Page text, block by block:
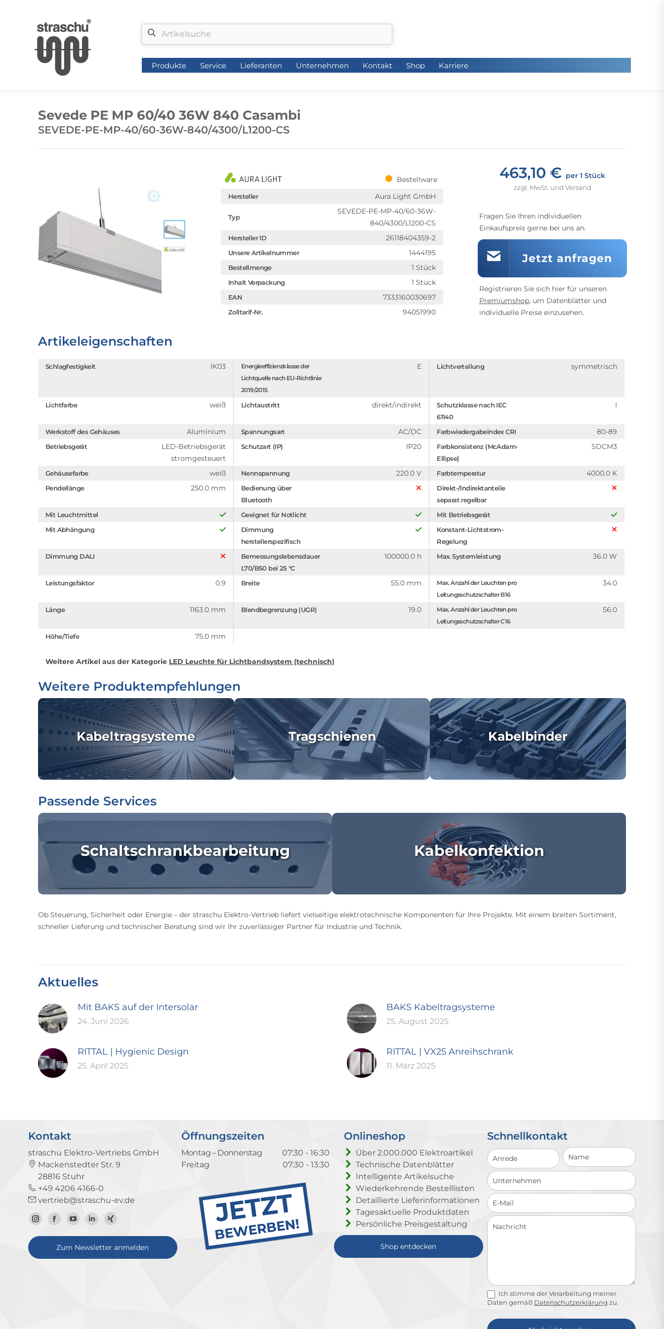
Produkte Service Lieferanten Unternehmen Kontakt Shop Karriere
Sevede PE MP 60/40 36W 840 Casambi
SEVEDE-PE-MP-40/60-36W-840/4300/L1200-CS
Bestellware
Hersteller Aura Light GmbH
Typ
SEVEDE-PE-MP-40/60-36W-
840/4300/L1200-CS
Hersteller ID 26118404359-2
Unsere Artikelnummer 1444195
Bestellmenge 1 Stück
Inhalt Verpackung 1 Stück
EAN 7333160030697
Zolltarif-Nr. 94051990
463,10 € per 1 Stück
zzgl. MwSt. und Versand
Fragen Sie Ihren individuellen
Einkaufspreis gerne bei uns an.
Jetzt anfragen
Registrieren Sie sich hier für unseren
Premiumshop, um Datenblätter und
individuelle Preise einzusehen.
Artikeleigenschaften
Schlagfestigkeit IK03
Energieeffizienzklasse der
Lichtquelle nach EU-Richtlinie
2019/2015
E Lichtverteilung symmetrisch
Lichtfarbe weiß Lichtaustritt direkt/indirekt
Schutzklasse nach IEC
61140
I
Werkstoff des Gehäuses Aluminium Spannungsart AC/DC Farbwiedergabeindex CRI 80-89
Betriebsgerät
LED-Betriebsgerät
stromgesteuert
Schutzart (IP) IP20
Farbkonsistenz (McAdam-
Ellipse)
SDCM3
Gehäusefarbe weiß Nennspannung 220.0 V Farbtemperatur 4000.0 K
Pendellänge 250.0 mm
Bedienung über
Bluetooth
Direkt-/Indirektanteile
separat regelbar
Mit Leuchtmittel
Geeignet für Notlicht
Mit Betriebsgerät
Mit Abhängung
Dimmung
herstellerspezifisch
Konstant-Lichtstrom-
Regelung
Dimmung DALI
Bemessungslebensdauer
L70/B50 bei 25 °C
100000.0 h Max. Systemleistung 36.0 W
Leistungsfaktor 0.9 Breite 55.0 mm
Max. Anzahl der Leuchten pro
Leitungsschutzschalter B16
34.0
Länge 1163.0 mm Blendbegrenzung (UGR) 19.0
Max. Anzahl der Leuchten pro
Leitungsschutzschalter C16
56.0
Höhe/Tiefe 75.0 mm
Weitere Artikel aus der Kategorie LED Leuchte für Lichtbandsystem (technisch)
Weitere Produktempfehlungen
Kabeltragsysteme Tragschienen Kabelbinder
Passende Services
Schaltschrankbearbeitung Kabelkonfektion
Ob Steuerung, Sicherheit oder Energie – der straschu Elektro-Vertrieb liefert vielseitige elektrotechnische Komponenten für Ihre Projekte. Mit einem breiten Sortiment,
schneller Lieferung und technischer Beratung sind wir Ihr zuverlässiger Partner für Industrie und Technik.
Aktuelles
Mit BAKS auf der Intersolar
24. Juni 2026
BAKS Kabeltragsysteme
25. August 2025
RITTAL | Hygienic Design
25. April 2025
RITTAL | VX25 Anreihschrank
11. März 2025
Kontakt
straschu Elektro-Vertriebs GmbH
Mackenstedter Str. 9
28816 Stuhr
+49 4206 4166-0
vertrieb@straschu-ev.de
Zum
Instagram-
Zur
Facebook-
Seite
Zum
YouTube-
Kanal
Zum
LinkedIn-
Profil
Zum
Xing-
Profil
Zum Newsletter anmelden
Öffnungszeiten
Montag – Donnerstag
07:30 - 16:30
Freitag
07:30 - 13:30
Onlineshop
Über 2.000.000 Elektroartikel
Technische Datenblätter
Intelligente Artikelsuche
Wiederkehrende Bestelllisten
Detaillierte Lieferinformationen
Tagesaktuelle Produktdaten
Persönliche Preisgestaltung
Shop entdecken
Schnellkontakt
Schnellkontakt
Ich stimme der Verarbeitung meiner
Daten gemäß Datenschutzerklärung zu.
Produkte Service Lieferanten Unternehmen Kontakt